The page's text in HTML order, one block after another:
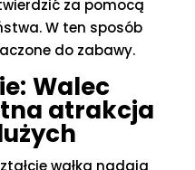
za pomocą
W ten sposób
do zabawy.
Walec
atrakcja
wałka nadają